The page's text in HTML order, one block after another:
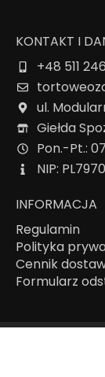
KONTAKT I
+48 511
ul.
Giełda
Pon.-Pt.:
NIP:
INFORMACJA
Regulamin
Polityka
Cennik
Formularz